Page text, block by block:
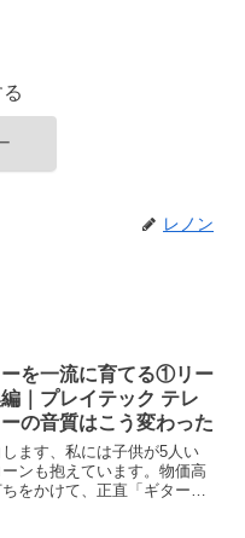
レノン
を一流に育てる①リー
編｜プレイテック テレ
の音質はこう変わった
ます、私には子供が5人い
ンも抱えています。物価高
をかけて、正直「ギターに